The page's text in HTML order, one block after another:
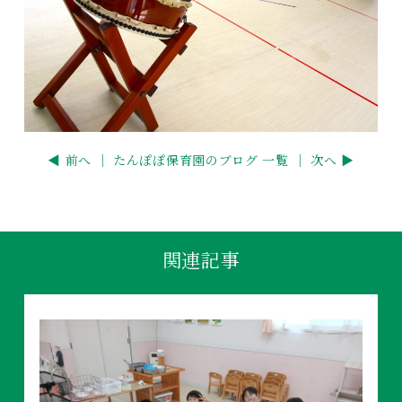
◀ 前へ ｜ たんぽぽ保育園のブログ 一覧 ｜ 次へ ▶
関連記事